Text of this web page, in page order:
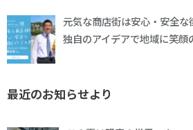
元気な商店街は安心・安全な
独自のアイデアで地域に笑顔
最近のお知らせより